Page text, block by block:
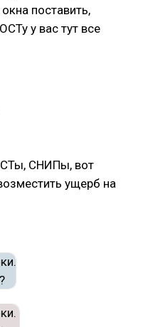
поставить,
у вас тут все
СНИПы, вот
ущерб на